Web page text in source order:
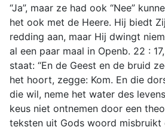
“Ja”, maar ze had ook “Nee”
het ook met de Heere. Hij biedt
redding aan, maar Hij dwingt
al een paar maal in Openb. 22 :
staat: “En de Geest en de bruid
het hoort, zegge: Kom. En die
die wil, neme het water des
keus niet ontnemen door een
teksten uit Gods woord misbruikt